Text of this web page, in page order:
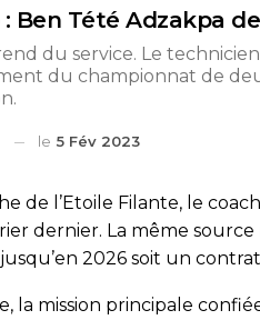
Ben Tété Adzakpa
du service. Le
du championnat de
le 5 Fév 2023
de l’Etoile Filante, le
dernier. La même
2026 soit un
la mission principale